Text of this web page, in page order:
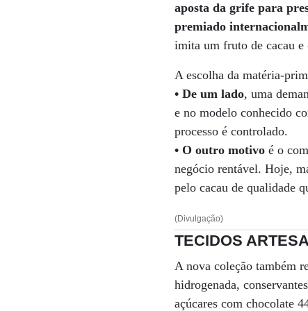
aposta da grife para
premiado
imita um fruto de cacau e
A escolha da matéria-
• De um lado, uma
e no modelo conhecido
processo é controlado.
• O outro motivo é o
negócio rentável. Hoje,
pelo cacau de qualidade
(Divulgação)
TECIDOS
A nova coleção também
hidrogenada,
açúcares com chocolate